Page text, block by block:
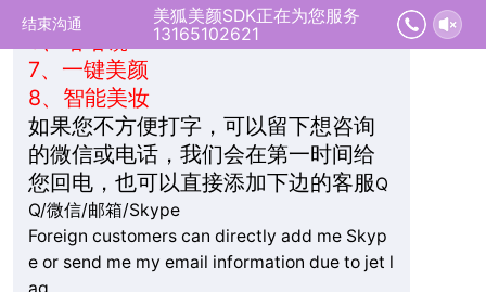
结束沟通
美狐美颜SDK正在为您服务
13165102621
5、 抖动特效
7、 一键美颜
8、 智能美妆
如果您不方便打字，可以留下想咨询
的微信或电话，我们会在第一时间给
您回电，也可以直接添加下边的客服Q
Q/微信/邮箱/Skype
Foreign customers can directly add me Skyp
e or send me my email information due to jet l
ag